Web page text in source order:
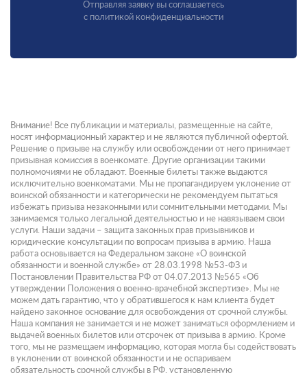
Отправляя заявку вы соглашаетесь
с политикой конфиденциальности
Внимание! Все публикации и материалы, размещенные на сайте,
носят информационный характер и не являются публичной офертой.
Решение о призыве на службу или освобождении от него принимает
призывная комиссия в военкомате. Другие организации такими
полномочиями не обладают. Военные билеты также выдаются
исключительно военкоматами. Мы не пропагандируем уклонение от
воинской обязанности и категорически не рекомендуем пытаться
избежать призыва незаконными или сомнительными методами. Мы
занимаемся только легальной деятельностью и не навязываем свои
услуги. Наши задачи – защита законных прав призывников и
юридические консультации по вопросам призыва в армию. Наша
работа основывается на Федеральном законе «О воинской
обязанности и военной службе» от 28.03.1998 №53-ФЗ и
Постановлении Правительства РФ от 04.07.2013 №565 «Об
утверждении Положения о военно-врачебной экспертизе». Мы не
можем дать гарантию, что у обратившегося к нам клиента будет
найдено законное основание для освобождения от срочной службы.
Наша компания не занимается и не может заниматься оформлением и
выдачей военных билетов или отсрочек от призыва в армию. Кроме
того, мы не размещаем информацию, которая могла бы содействовать
в уклонении от воинской обязанности и не оспариваем
обязательность срочной службы в РФ, установленную